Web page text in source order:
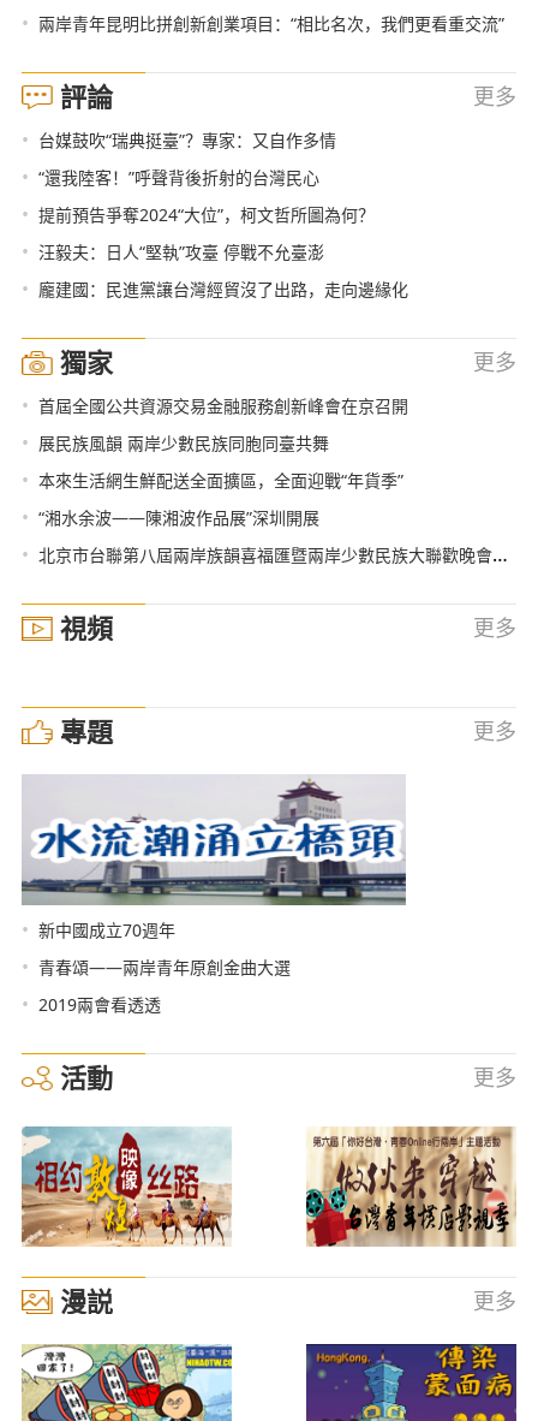
• 兩岸青年昆明比拼創新創業項目：“相比名次，我們更看重交流”
評論 更多
• 台媒鼓吹“瑞典挺臺”？專家：又自作多情
• “還我陸客！”呼聲背後折射的台灣民心
• 提前預告爭奪2024“大位”，柯文哲所圖為何？
• 汪毅夫：日人“堅執”攻臺 停戰不允臺澎
• 龐建國：民進黨讓台灣經貿沒了出路，走向邊緣化
獨家 更多
• 首屆全國公共資源交易金融服務創新峰會在京召開
• 展民族風韻 兩岸少數民族同胞同臺共舞
• 本來生活網生鮮配送全面擴區，全面迎戰“年貨季”
• “湘水余波——陳湘波作品展”深圳開展
• 北京市台聯第八屆兩岸族韻喜福匯暨兩岸少數民族大聯歡晚會在京隆重舉行
視頻 更多
專題 更多
• 新中國成立70週年
• 青春頌——兩岸青年原創金曲大選
• 2019兩會看透透
活動 更多
漫説 更多